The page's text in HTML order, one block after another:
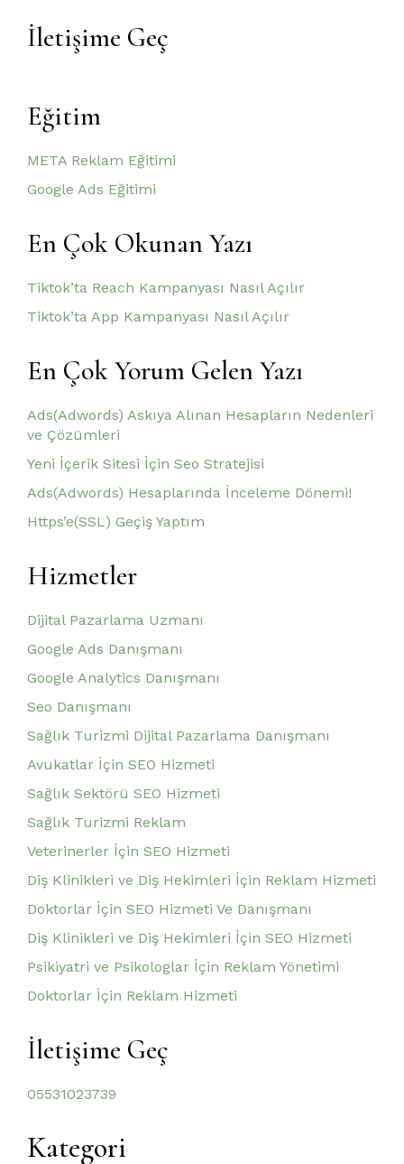
İletişime Geç
Eğitim
META Reklam Eğitimi
Google Ads Eğitimi
En Çok Okunan Yazı
Tiktok’ta Reach Kampanyası Nasıl Açılır
Tiktok’ta App Kampanyası Nasıl Açılır
En Çok Yorum Gelen Yazı
Ads(Adwords) Askıya Alınan Hesapların Nedenleri
ve Çözümleri
Yeni İçerik Sitesi İçin Seo Stratejisi
Ads(Adwords) Hesaplarında İnceleme Dönemi!
Https’e(SSL) Geçiş Yaptım
Hizmetler
Dijital Pazarlama Uzmanı
Google Ads Danışmanı
Google Analytics Danışmanı
Seo Danışmanı
Sağlık Turizmi Dijital Pazarlama Danışmanı
Avukatlar İçin SEO Hizmeti
Sağlık Sektörü SEO Hizmeti
Sağlık Turizmi Reklam
Veterinerler İçin SEO Hizmeti
Diş Klinikleri ve Diş Hekimleri İçin Reklam Hizmeti
Doktorlar İçin SEO Hizmeti Ve Danışmanı
Diş Klinikleri ve Diş Hekimleri İçin SEO Hizmeti
Psikiyatri ve Psikologlar İçin Reklam Yönetimi
Doktorlar İçin Reklam Hizmeti
İletişime Geç
05531023739
Kategori